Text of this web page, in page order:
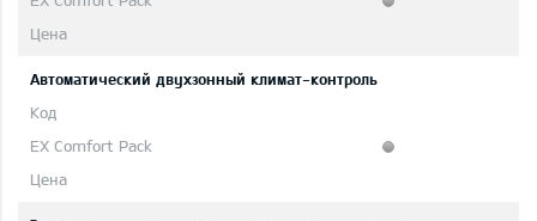
Автоматический двухзонный климат-контроль